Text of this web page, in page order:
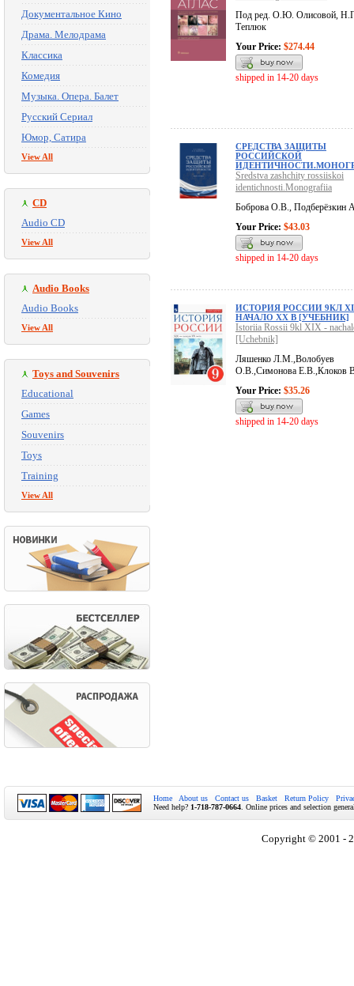
Документальное Кино
Драма. Мелодрама
Классика
Комедия
Музыка. Опера. Балет
Русский Сериал
Юмор, Сатира
View All
CD
Audio CD
View All
Audio Books
Audio Books
View All
Toys and Souvenirs
Educational
Games
Souvenirs
Toys
Training
View All
Под ред. О.Ю. Олисовой,
Теплюк
Your Price: $274.44
shipped in 14-20 days
СРЕДСТВА ЗАЩИТЫ
РОССИЙСКОЙ
Sredstva zashchity rossiiskoi
identichnosti.Monografiia
Боброва О.В., Подберёзкин
Your Price: $43.03
shipped in 14-20 days
ИСТОРИЯ РОССИИ 9КЛ
НАЧАЛО XX В [УЧЕБНИК]
Istoriia Rossii 9kl XIX -
[Uchebnik]
Ляшенко Л.М.,Волобуев
О.В.,Симонова Е.В.,Клоков
Your Price: $35.26
shipped in 14-20 days
Home About us Contact us Basket Return Policy
Need help? 1-718-787-0664 . Online prices and selection
Copyright © 2001 -